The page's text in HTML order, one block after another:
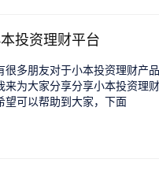
投资理财平台
很多朋友对于小本投资理财产
来为大家分享分享小本投资理
望可以帮助到大家，下面